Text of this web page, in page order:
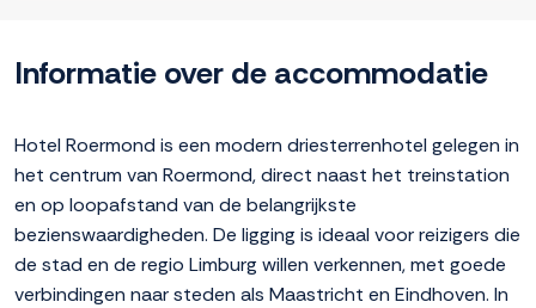
Informatie over de accommodatie
Hotel Roermond is een modern driesterrenhotel gelegen in
het centrum van Roermond, direct naast het treinstation
en op loopafstand van de belangrijkste
bezienswaardigheden. De ligging is ideaal voor reizigers die
de stad en de regio Limburg willen verkennen, met goede
verbindingen naar steden als Maastricht en Eindhoven. In